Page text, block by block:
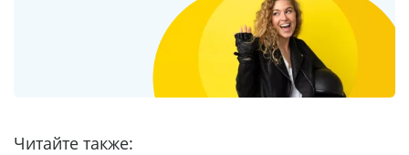
Читайте также: